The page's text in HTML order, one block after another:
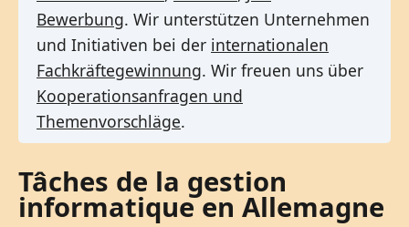
Bewerbung. Wir unterstützen Unternehmen
und Initiativen bei der internationalen
Fachkräftegewinnung. Wir freuen uns über
Kooperationsanfragen und
Themenvorschläge.
Tâches de la gestion
informatique en Allemagne